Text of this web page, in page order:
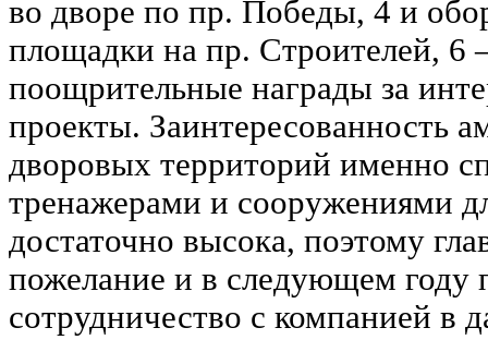
во дворе по пр. Победы, 4 и
площадки на пр. Строителей, 6
поощрительные награды за
проекты. Заинтересованность
дворовых территорий именно
тренажерами и сооружениями
достаточно высока, поэтому
пожелание и в следующем году
сотрудничество с компанией в